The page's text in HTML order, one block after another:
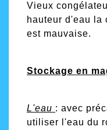
Vieux
hauteur d'eau
est mauvaise.
Stockage en
L'eau : avec
utiliser l'eau du